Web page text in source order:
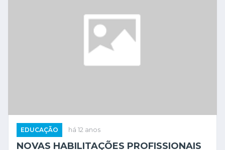
EDUCAÇÃO há 12 anos
NOVAS HABILITAÇÕES PROFISSIONAIS